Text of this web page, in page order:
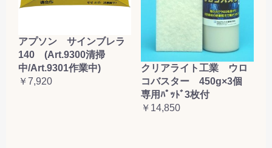
アプソン サインブレラ
140 (Art.9300清掃
中/Art.9301作業中)
￥7,920
クリアライト工業 ウロ
コバスター 450g×3個
専用ﾊﾟｯﾄﾞ3枚付
￥14,850